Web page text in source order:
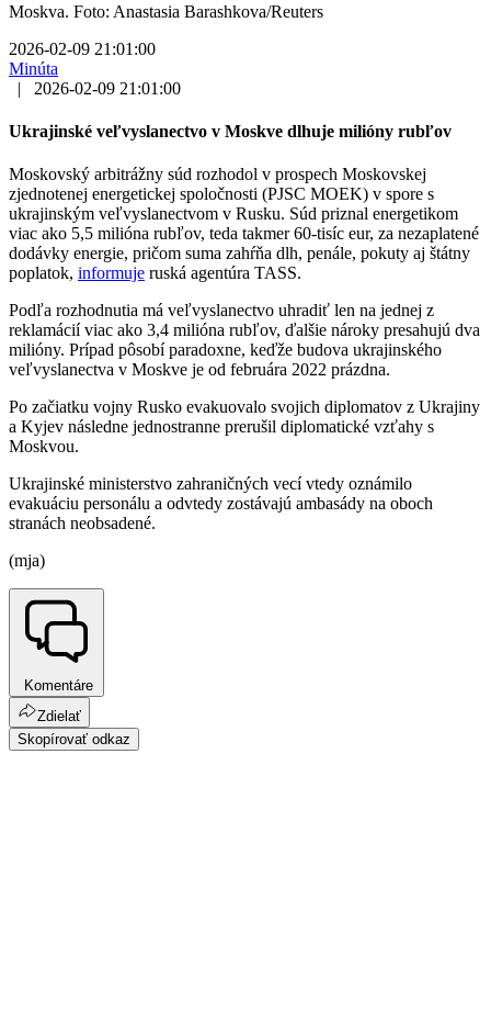
Moskva. Foto: Anastasia Barashkova/Reuters
2026-02-09 21:01:00
Minúta
|
2026-02-09 21:01:00
Ukrajinské veľvyslanectvo v Moskve dlhuje milióny rubľov
Moskovský arbitrážny súd rozhodol v prospech Moskovskej
zjednotenej energetickej spoločnosti (PJSC MOEK) v spore s
ukrajinským veľvyslanectvom v Rusku. Súd priznal energetikom
viac ako 5,5 milióna rubľov, teda takmer 60-tisíc eur, za nezaplatené
dodávky energie, pričom suma zahŕňa dlh, penále, pokuty aj štátny
poplatok, informuje ruská agentúra TASS.
Podľa rozhodnutia má veľvyslanectvo uhradiť len na jednej z
reklamácií viac ako 3,4 milióna rubľov, ďalšie nároky presahujú dva
milióny. Prípad pôsobí paradoxne, keďže budova ukrajinského
veľvyslanectva v Moskve je od februára 2022 prázdna.
Po začiatku vojny Rusko evakuovalo svojich diplomatov z Ukrajiny
a Kyjev následne jednostranne prerušil diplomatické vzťahy s
Moskvou.
Ukrajinské ministerstvo zahraničných vecí vtedy oznámilo
evakuáciu personálu a odvtedy zostávajú ambasády na oboch
stranách neobsadené.
(mja)
Komentáre
Zdielať
Skopírovať odkaz